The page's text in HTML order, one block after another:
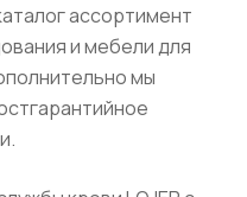
ассортимент
и мебели для
мы